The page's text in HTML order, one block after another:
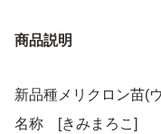
商品説明
新品種メリクロン苗(
名称 [きみまろこ]